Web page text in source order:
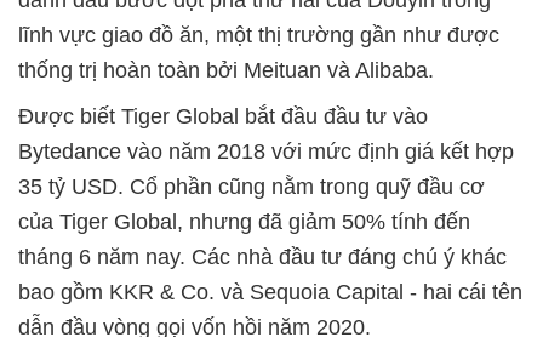
lĩnh vực giao đồ ăn, một thị trường gần như được
thống trị hoàn toàn bởi Meituan và Alibaba.
Được biết Tiger Global bắt đầu đầu tư vào
Bytedance vào năm 2018 với mức định giá kết hợp
35 tỷ USD. Cổ phần cũng nằm trong quỹ đầu cơ
của Tiger Global, nhưng đã giảm 50% tính đến
tháng 6 năm nay. Các nhà đầu tư đáng chú ý khác
bao gồm KKR & Co. và Sequoia Capital - hai cái tên
dẫn đầu vòng gọi vốn hồi năm 2020.